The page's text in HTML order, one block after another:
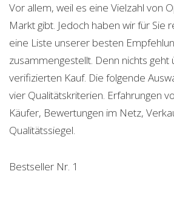
Vor allem, weil es eine Vielzahl von
Markt gibt. Jedoch haben wir für Sie
eine Liste unserer besten
zusammengestellt. Denn nichts geht
verifizierten Kauf. Die folgende
vier Qualitätskriterien. Erfahrungen
Käufer, Bewertungen im Netz,
Qualitätssiegel.
Bestseller Nr. 1